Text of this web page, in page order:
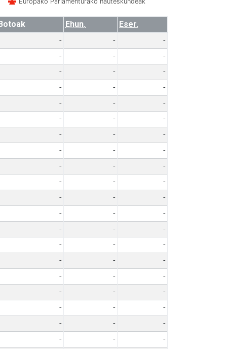
Ehun.
Eser.
- -
-
- -
-
- -
-
- -
-
- -
-
- -
-
- -
-
- -
-
- -
-
- -
-
- -
-
- -
-
- -
-
- -
-
- -
-
- -
-
- -
-
- -
-
- -
-
- -
-